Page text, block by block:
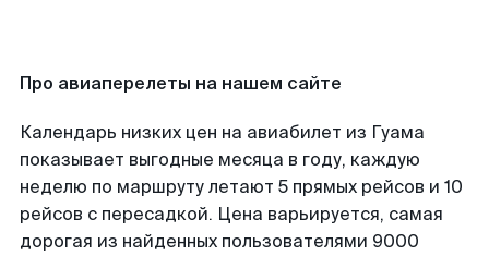
Про авиаперелеты на нашем сайте
Календарь низких цен на авиабилет из Гуама
показывает выгодные месяца в году, каждую
неделю по маршруту летают 5 прямых рейсов и 10
рейсов с пересадкой. Цена варьируется, самая
дорогая из найденных пользователями 9000